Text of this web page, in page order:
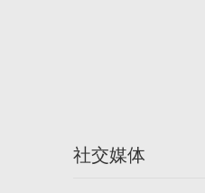
社交媒体